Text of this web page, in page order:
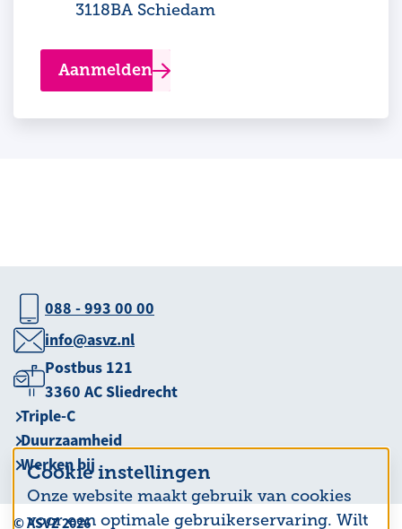
Cookie instellingen
Onze website maakt gebruik van cookies
voor een optimale gebruikerservaring. Wilt
3118BA Schiedam
Aanmelden
088 - 993 00 00
info@asvz.nl
Postbus 121
3360 AC Sliedrecht
Triple-C
Duurzaamheid
Werken bij
© ASVZ 2026